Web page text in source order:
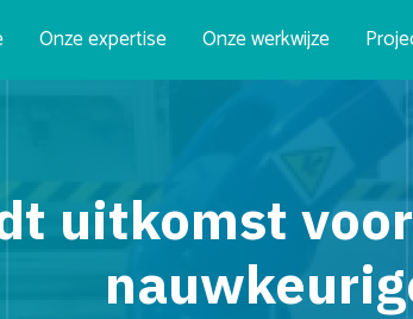
Onze expertise Onze werkwijze
uitkomst